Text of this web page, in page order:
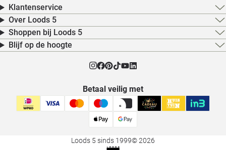
Klantenservice
Over Loods 5
Shoppen bij Loods 5
Blijf op de hoogte
Betaal veilig met
Loods 5 sinds 1999© 2026